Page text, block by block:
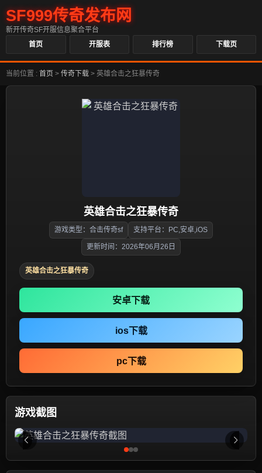
SF999传奇发布网
新开传奇SF开服信息聚合平台
首页
开服表 排行榜 下载页
当前位置 : 首页 > 传奇下载 > 英雄合击之狂暴传奇
英雄合击之狂暴传奇
游戏类型：合击传奇sf 支持平台：PC,安卓,iOS
更新时间：2026年06月26日
英雄合击之狂暴传奇
安卓下载
ios下载
pc下载
游戏截图